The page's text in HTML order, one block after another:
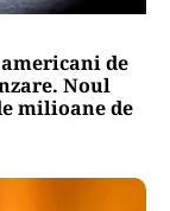
de
Noul
milioane de